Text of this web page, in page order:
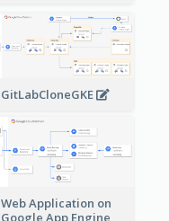
GitLabCloneGKE
Web Application on
Google App Engine